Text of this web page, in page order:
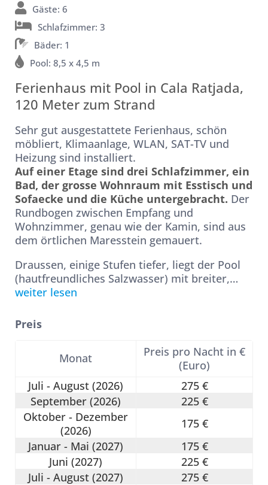
Gäste: 6
Schlafzimmer: 3
Bäder: 1
Pool: 8,5 x 4,5 m
Ferienhaus mit Pool in Cala Ratjada,
120 Meter zum Strand
Sehr gut ausgestattete Ferienhaus, schön
möbliert, Klimaanlage, WLAN, SAT-TV und
Heizung sind installiert.
Auf einer Etage sind drei Schlafzimmer, ein
Bad, der grosse Wohnraum mit Esstisch und
Sofaecke und die Küche untergebracht. Der
Rundbogen zwischen Empfang und
Wohnzimmer, genau wie der Kamin, sind aus
dem örtlichen Maresstein gemauert.
Draussen, einige Stufen tiefer, liegt der Pool
(hautfreundliches Salzwasser) mit breiter,…
weiter lesen
Preis
Monat
Preis pro Nacht in €
(Euro)
Juli - August (2026)
275 €
September (2026)
225 €
Oktober - Dezember
(2026)
175 €
Januar - Mai (2027)
175 €
Juni (2027)
225 €
Juli - August (2027)
275 €